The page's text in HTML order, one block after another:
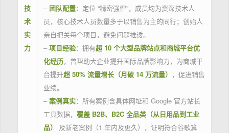
技
术
实
力
– 团队配置：定位 “精密强悍”，成员均为资深技术人
员，核心技术人员数量多于以销售为主的同行；创始人
亲自把关每个项目，避免问题推诿。
– 项目经验：拥有超 10 个大型品牌站点和商城平台优
化经历，曾帮助大企业提升国际品牌影响力，为商城平
台提升超 50% 流量增长（月破 14 万流量） ，促进销售
业绩。
– 案例真实：所有案例含具体网址和 Google 官方站长
工具数据， 覆盖 B2B、B2C 全品类（从日用品到工业
品）
及新老案例（1 年内及更久），证明符合谷歌算